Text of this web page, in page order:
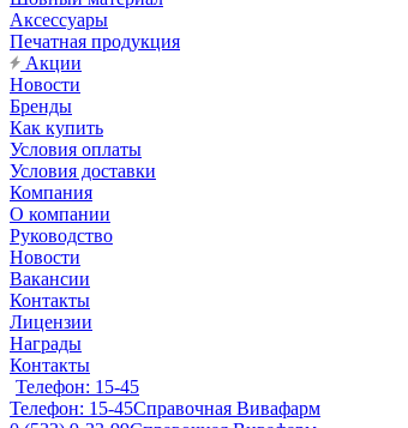
Аксессуары
Печатная продукция
Акции
Новости
Бренды
Как купить
Условия оплаты
Условия доставки
Компания
О компании
Руководство
Новости
Вакансии
Контакты
Лицензии
Награды
Контакты
Телефон: 15-45
Телефон: 15-45Справочная Вивафарм